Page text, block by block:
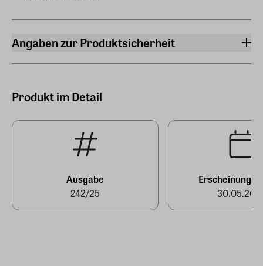
Angaben zur Produktsicherheit
Deutschland (EU)
E-Mail-Adresse
Produkt im Detail
Ausgabe
242/25